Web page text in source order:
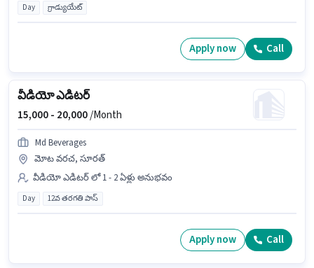
Day గ్రాడ్యుయేట్
Apply now Call
వీడియో ఎడిటర్
15,000 - 20,000/Month
Md Beverages
మోట వరచ, సూరత్
వీడియో ఎడిటర్ లో 1 - 2 ఏళ్లు అనుభవం
Day 12వ తరగతి పాస్
Apply now Call